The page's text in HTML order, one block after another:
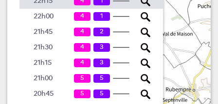
22h00 4 1
21h45 4 2
21h30 4 3
21h15 4 3
21h00 5 5
20h45 5 5